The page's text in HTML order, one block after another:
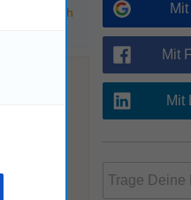
Sie nach
Mit
Mit